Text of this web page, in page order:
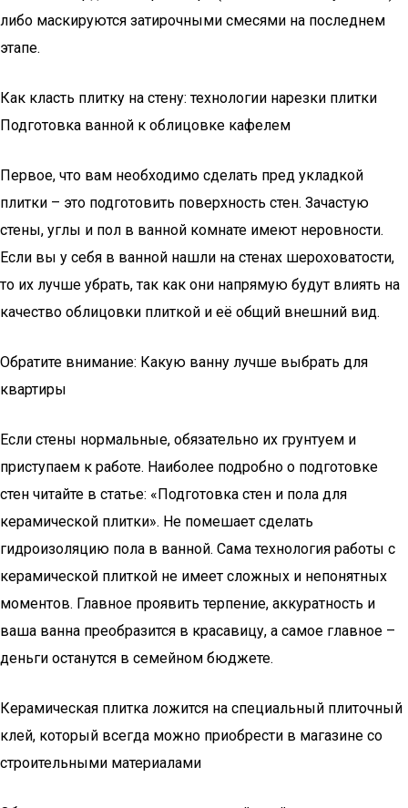
либо маскируются затирочными смесями на последнем
этапе.
Как класть плитку на стену: технологии нарезки плитки
Подготовка ванной к облицовке кафелем
Первое, что вам необходимо сделать пред укладкой
плитки – это подготовить поверхность стен. Зачастую
стены, углы и пол в ванной комнате имеют неровности.
Если вы у себя в ванной нашли на стенах шероховатости,
то их лучше убрать, так как они напрямую будут влиять на
качество облицовки плиткой и её общий внешний вид.
Обратите внимание: Какую ванну лучше выбрать для
квартиры
Если стены нормальные, обязательно их грунтуем и
приступаем к работе. Наиболее подробно о подготовке
стен читайте в статье: «Подготовка стен и пола для
керамической плитки». Не помешает сделать
гидроизоляцию пола в ванной. Сама технология работы с
керамической плиткой не имеет сложных и непонятных
моментов. Главное проявить терпение, аккуратность и
ваша ванна преобразится в красавицу, а самое главное –
деньги останутся в семейном бюджете.
Керамическая плитка ложится на специальный плиточный
клей, который всегда можно приобрести в магазине со
строительными материалами